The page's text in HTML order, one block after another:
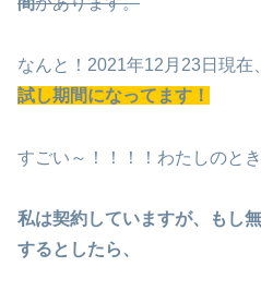
なんと！2021年12月23日現在、
試し期間になってます！
すごい～！！！！わたしのと
私は契約していますが、もし
するとしたら、